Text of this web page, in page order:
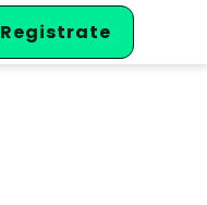
Registrate